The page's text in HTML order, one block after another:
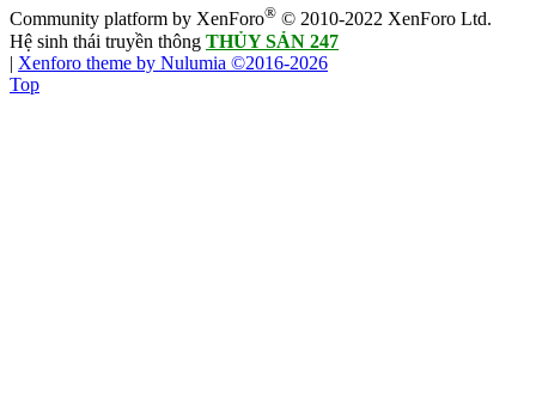
Community platform by XenForo® © 2010-2022 XenForo Ltd.
Hệ sinh thái truyền thông THỦY SẢN 247
| Xenforo theme by Nulumia ©2016-2026
Top